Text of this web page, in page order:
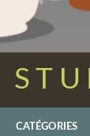
CATÉGORIES